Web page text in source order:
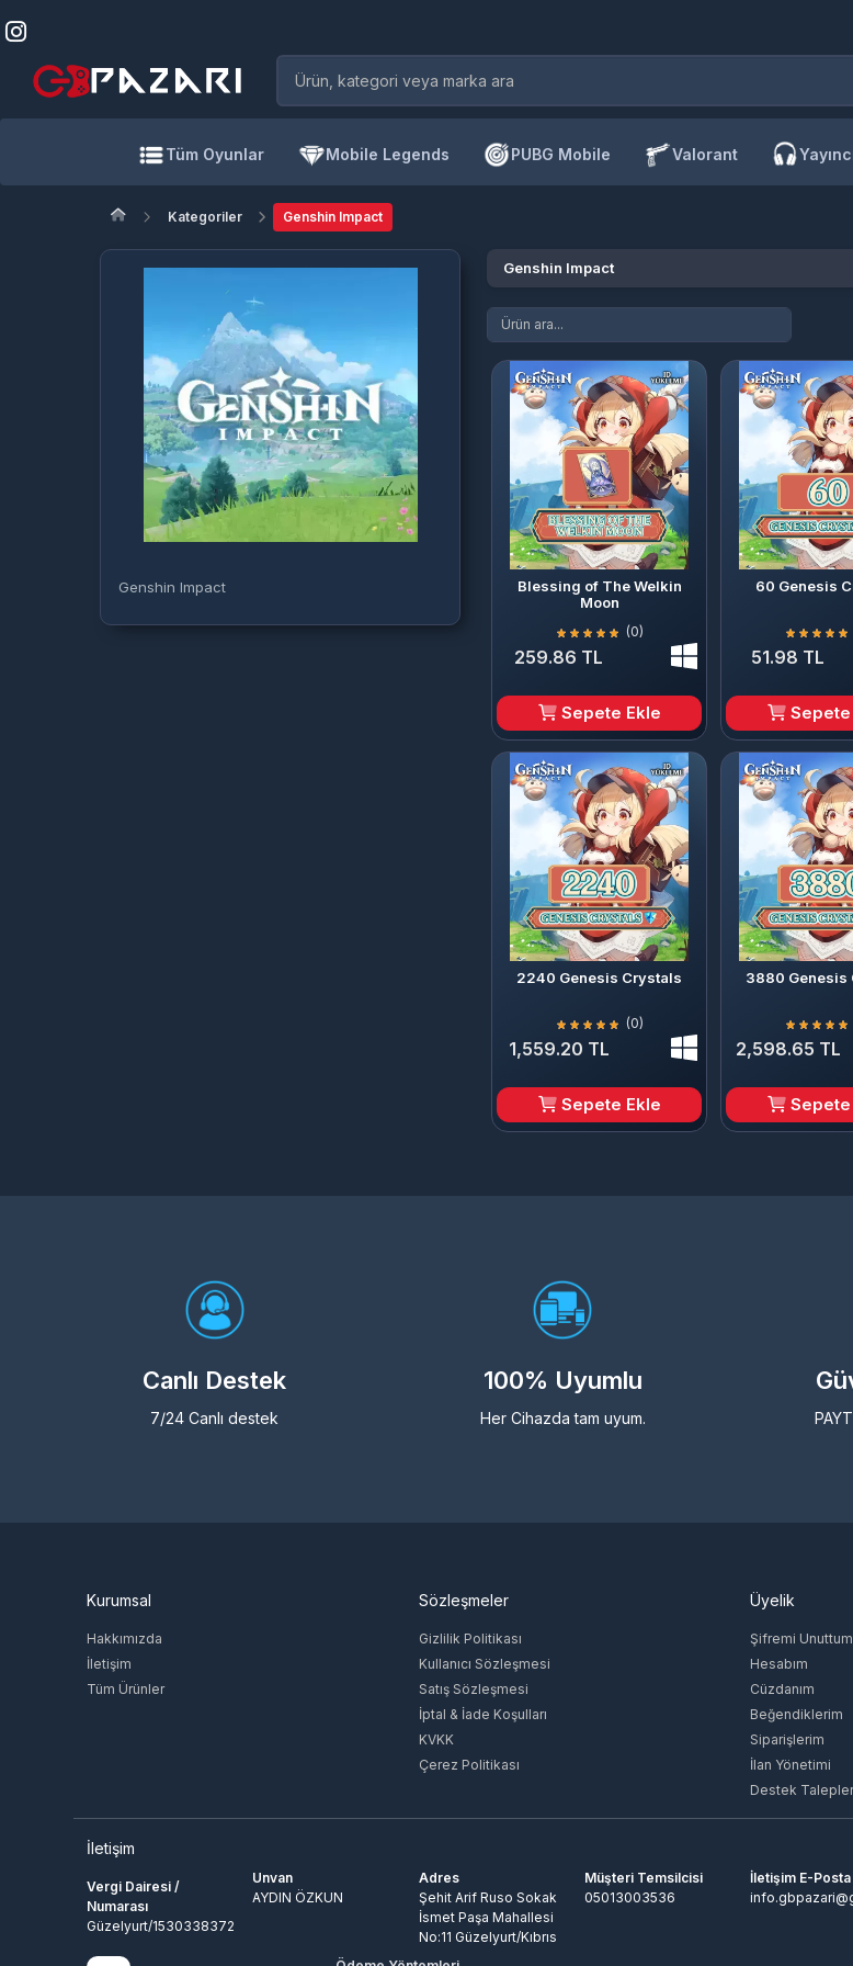
Tüm Oyunlar Mobile Legends PUBG Mobile Valorant
Kategoriler Genshin Impact
Genshin Impact
Genshin Impact
Blessing of The Welkin
Moon
(0)
259.86 TL
Sepete Ekle
60 Genesis
51.98 TL
Sepete
2240 Genesis Crystals
(0)
1,559.20 TL
Sepete Ekle
3880 Genesis
2,598.65 TL
Sepete
Canlı Destek
7/24 Canlı destek
100% Uyumlu
Her Cihazda tam uyum.
Kurumsal
Hakkımızda
İletişim
Tüm Ürünler
Sözleşmeler
Gizlilik Politikası
Kullanıcı Sözleşmesi
Satış Sözleşmesi
İptal & İade Koşulları
KVKK
Çerez Politikası
Üyelik
Şifremi Unuttum
Hesabım
Cüzdanım
Beğendiklerim
Siparişlerim
İlan Yönetimi
Destek
İletişim
Vergi Dairesi /
Numarası
Güzelyurt/1530338372
Unvan
AYDIN ÖZKUN
Adres
Şehit Arif Ruso Sokak
İsmet Paşa Mahallesi
No:11 Güzelyurt/Kıbrıs
Müşteri Temsilcisi
05013003536
İletişim E-Posta